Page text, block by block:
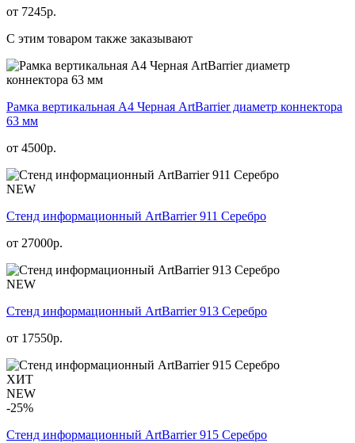
от 7245р.
С этим товаром также заказывают
Рамка вертикальная А4 Черная ArtBarrier диаметр коннектора
63 мм
от 4500р.
NEW
Стенд информационный АrtBarrier 911 Серебро
от 27000р.
NEW
Стенд информационный АrtBarrier 913 Серебро
от 17550р.
ХИТ
NEW
-25%
Стенд информационный АrtBarrier 915 Серебро